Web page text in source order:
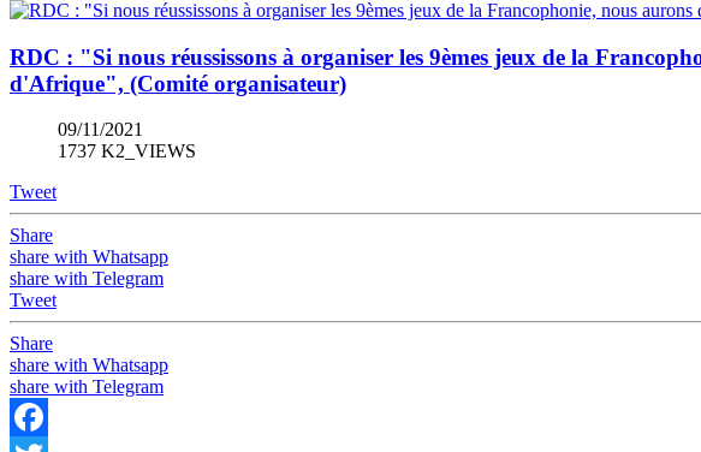
RDC : "Si nous réussissons à organiser les 9èmes jeux de la
d'Afrique", (Comité organisateur)
09/11/2021
1737 K2_VIEWS
Tweet
Share
share with Whatsapp
share with Telegram
Tweet
Share
share with Whatsapp
share with Telegram